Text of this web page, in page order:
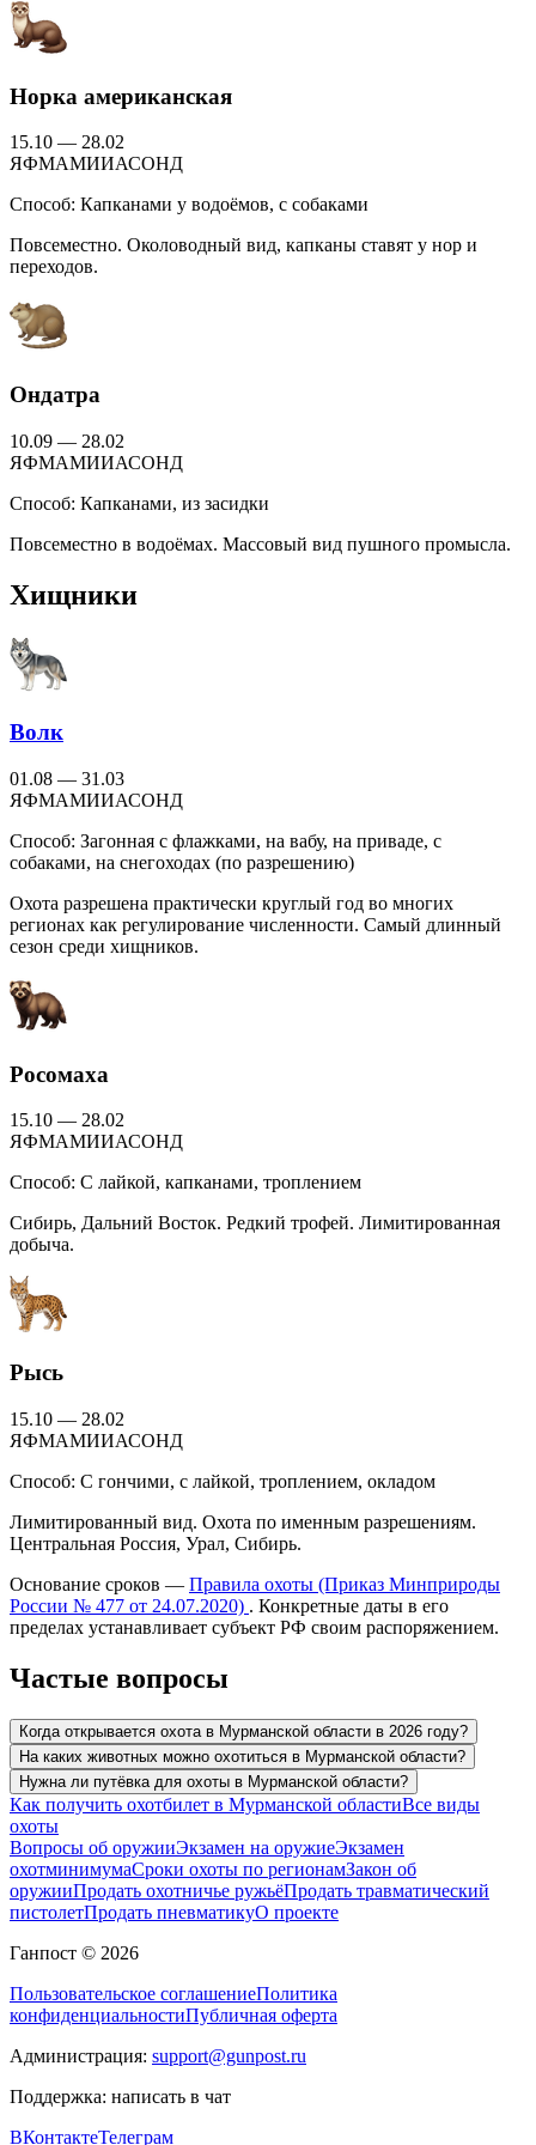
Норка американская
15.10 — 28.02
ЯФМАМИИАСОНД
Способ: Капканами у водоёмов, с собаками
Повсеместно. Околоводный вид, капканы ставят у нор и
переходов.
Ондатра
10.09 — 28.02
ЯФМАМИИАСОНД
Способ: Капканами, из засидки
Повсеместно в водоёмах. Массовый вид пушного промысла.
Хищники
Волк
01.08 — 31.03
ЯФМАМИИАСОНД
Способ: Загонная с флажками, на вабу, на приваде, с
собаками, на снегоходах (по разрешению)
Охота разрешена практически круглый год во многих
регионах как регулирование численности. Самый длинный
сезон среди хищников.
Росомаха
15.10 — 28.02
ЯФМАМИИАСОНД
Способ: С лайкой, капканами, троплением
Сибирь, Дальний Восток. Редкий трофей. Лимитированная
добыча.
Рысь
15.10 — 28.02
ЯФМАМИИАСОНД
Способ: С гончими, с лайкой, троплением, окладом
Лимитированный вид. Охота по именным разрешениям.
Центральная Россия, Урал, Сибирь.
Основание сроков — Правила охоты (Приказ Минприроды
России № 477 от 24.07.2020) . Конкретные даты в его
пределах устанавливает субъект РФ своим распоряжением.
Частые вопросы
Когда открывается охота в Мурманской области в 2026 году?
На каких животных можно охотиться в Мурманской области?
Нужна ли путёвка для охоты в Мурманской области?
Как получить охотбилет в Мурманской областиВсе виды
охоты
Вопросы об оружииЭкзамен на оружиеЭкзамен
охотминимумаСроки охоты по регионамЗакон об
оружииПродать охотничье ружьёПродать травматический
пистолетПродать пневматикуО проекте
Ганпост © 2026
Пользовательское соглашениеПолитика
конфиденциальностиПубличная оферта
Администрация: support@gunpost.ru
Поддержка: написать в чат
ВКонтактеТелеграм